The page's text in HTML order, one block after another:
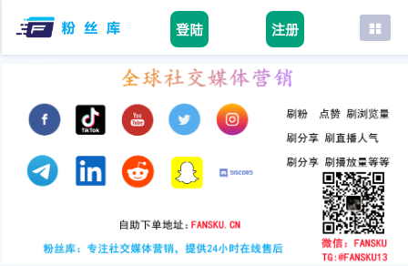
登陆 注册
首页
tiktok
youtube
instagram